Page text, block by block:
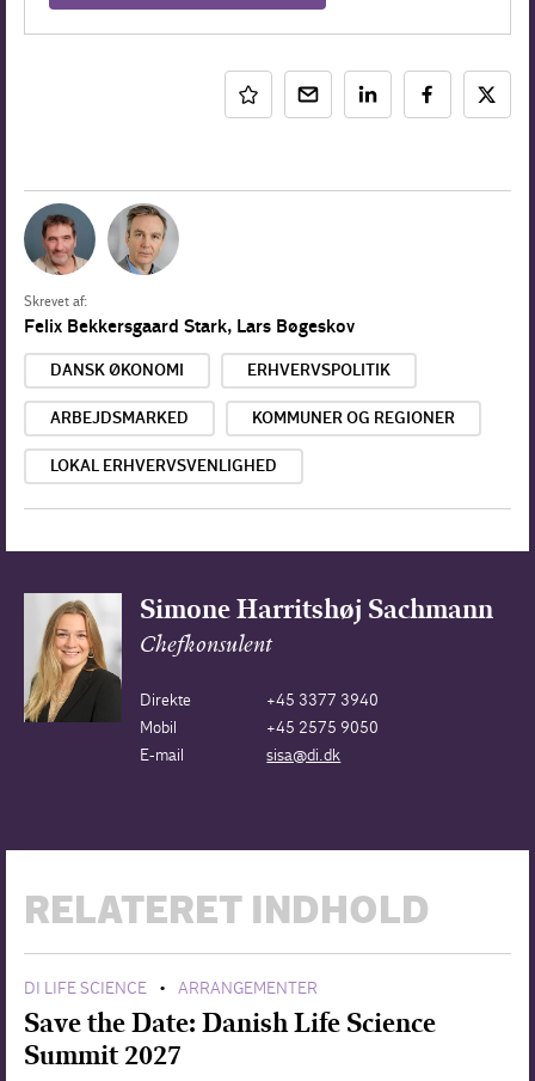
Skrevet af:
Felix Bekkersgaard Stark, Lars Bøgeskov
DANSK ØKONOMI ERHVERVSPOLITIK
ARBEJDSMARKED KOMMUNER OG REGIONER
LOKAL ERHVERVSVENLIGHED
Simone Harritshøj Sachmann
Chefkonsulent
Direkte
+45 3377 3940
Mobil
+45 2575 9050
E-mail
sisa@di.dk
RELATERET INDHOLD
DI LIFE SCIENCE • ARRANGEMENTER
Save the Date: Danish Life Science
Summit 2027